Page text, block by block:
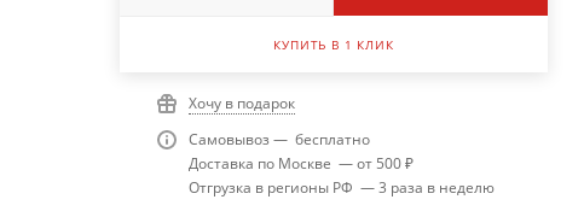
КУПИТЬ В 1 КЛИК
Хочу в подарок
Самовывоз — бесплатно
Доставка по Москве — от 500 ₽
Отгрузка в регионы РФ — 3 раза в неделю